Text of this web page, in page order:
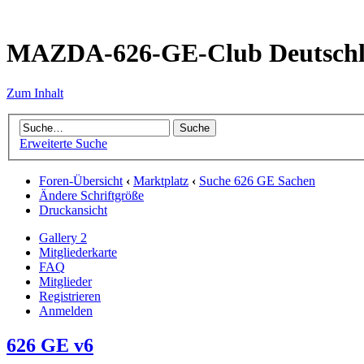
MAZDA-626-GE-Club
Zum Inhalt
Erweiterte Suche
Foren-Übersicht ‹ Marktplatz ‹ Suche 626 GE Sachen
Ändere Schriftgröße
Druckansicht
Gallery 2
Mitgliederkarte
FAQ
Mitglieder
Registrieren
Anmelden
626 GE v6